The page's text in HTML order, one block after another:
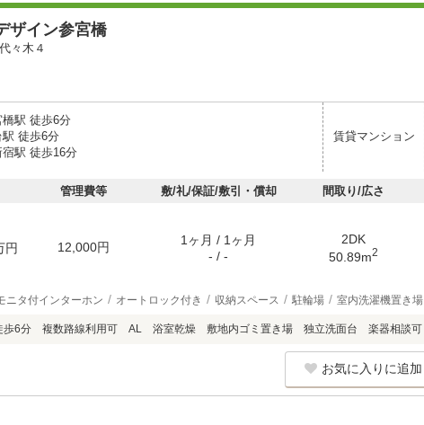
ザイン参宮橋
々木４
駅 徒歩6分
徒歩6分
駅 徒歩16分
賃貸マンション
管理費等 敷/礼/保証/敷引・償却 間取り/広さ
円 12,000円
1ヶ月 / 1ヶ月
- / -
2DK
50.89m2
ニタ付インターホン オートロック付き 収納スペース 駐輪場 室内洗濯機置き場
歩6分 複数路線利用可 AL 浴室乾燥 敷地内ゴミ置き場 独立洗面台 楽器相談可
お気に入りに追加